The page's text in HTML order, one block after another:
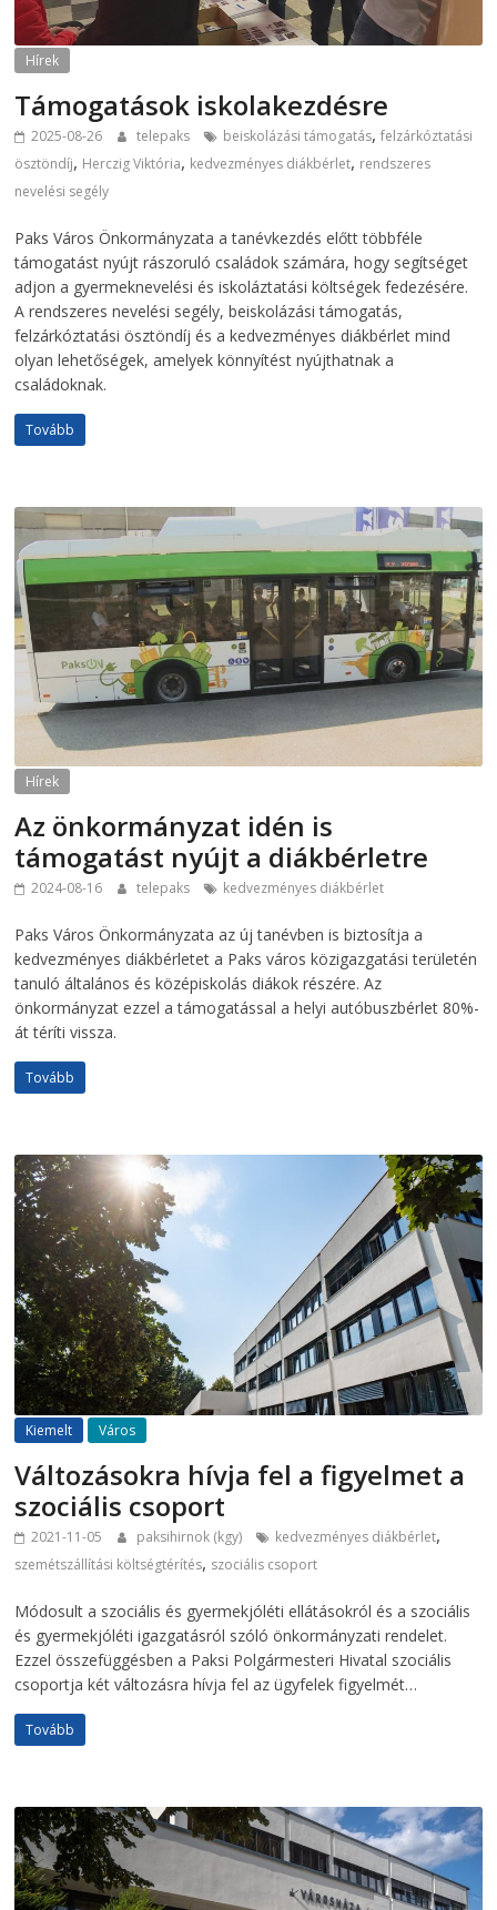
Hírek
Támogatások iskolakezdésre
2025-08-26 telepaks beiskolázási támogatás,felzárkóztatási
ösztöndíj, Herczig Viktória, kedvezményes diákbérlet, rendszeres
nevelési segély
Paks Város Önkormányzata a tanévkezdés előtt többféle
támogatást nyújt rászoruló családok számára, hogy segítséget
adjon a gyermeknevelési és iskoláztatási költségek fedezésére.
A rendszeres nevelési segély, beiskolázási támogatás,
felzárkóztatási ösztöndíj és a kedvezményes diákbérlet mind
olyan lehetőségek, amelyek könnyítést nyújthatnak a
családoknak.
Tovább
Hírek
Az önkormányzat idén is
támogatást nyújt a diákbérletre
2024-08-16 telepaks kedvezményes diákbérlet
Paks Város Önkormányzata az új tanévben is biztosítja a
kedvezményes diákbérletet a Paks város közigazgatási területén
tanuló általános és középiskolás diákok részére. Az
önkormányzat ezzel a támogatással a helyi autóbuszbérlet 80%-
át téríti vissza.
Tovább
Kiemelt Város
Változásokra hívja fel a figyelmet a
szociális csoport
2021-11-05 paksihirnok (kgy) kedvezményes diákbérlet,
szemétszállítási költségtérítés, szociális csoport
Módosult a szociális és gyermekjóléti ellátásokról és a szociális
és gyermekjóléti igazgatásról szóló önkormányzati rendelet.
Ezzel összefüggésben a Paksi Polgármesteri Hivatal szociális
csoportja két változásra hívja fel az ügyfelek figyelmét…
Tovább